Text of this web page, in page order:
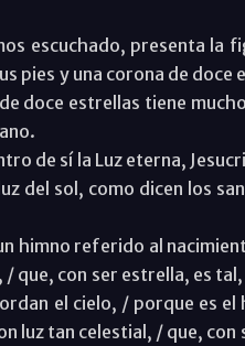
escuchado, presenta la
pies y una corona de
doce estrellas tiene
de sí la Luz eterna,
del sol, como dicen los
himno referido al
que, con ser estrella, es
el cielo, / porque es el
luz tan celestial, / que,